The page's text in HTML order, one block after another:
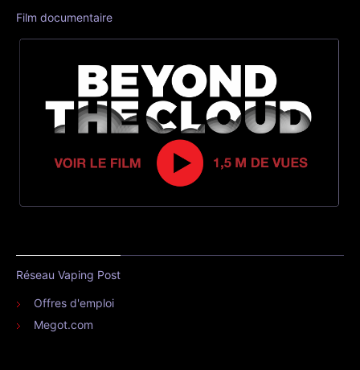
Film documentaire
Réseau Vaping Post
Offres d'emploi
Megot.com